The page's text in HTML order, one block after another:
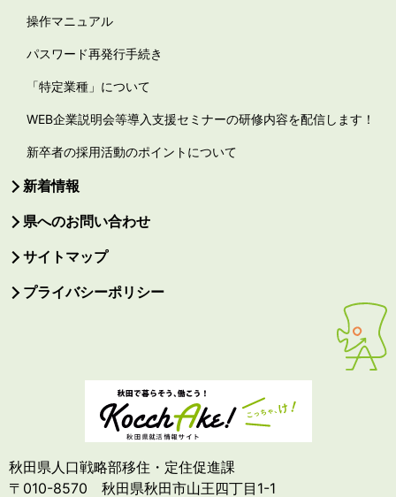
操作マニュアル
パスワード再発行手続き
「特定業種」について
WEB企業説明会等導入支援セミナーの研修内容を配信します！
新卒者の採用活動のポイントについて
新着情報
県へのお問い合わせ
サイトマップ
プライバシーポリシー
秋田県人口戦略部移住・定住促進課
〒010-8570 秋田県秋田市山王四丁目1-1